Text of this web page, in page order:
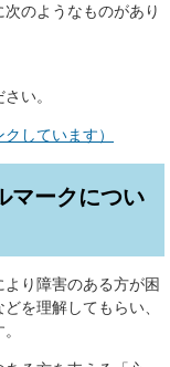
のようなものがあり
い。
しています）
マークについ
より障害のある方が困
を理解してもらい、